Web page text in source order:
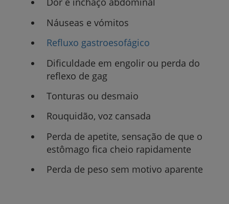
Náuseas e vómitos
Refluxo gastroesofágico
Dificuldade em engolir ou perda do
reflexo de gag
Tonturas ou desmaio
Rouquidão, voz cansada
Perda de apetite, sensação de que o
estômago fica cheio rapidamente
Perda de peso sem motivo aparente